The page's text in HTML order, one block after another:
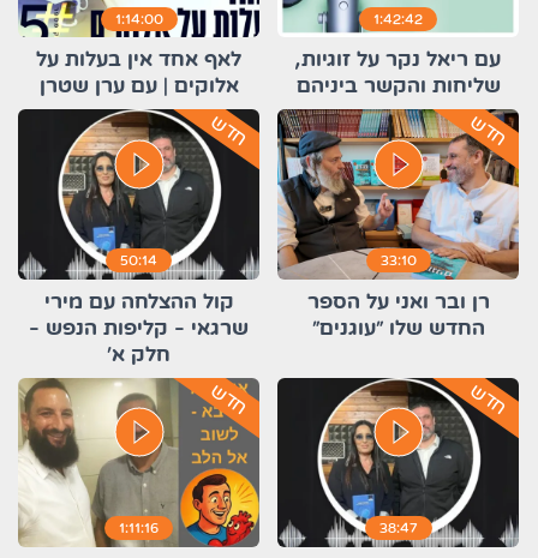
1:42:42
עם ריאל נקר על זוגיות,
שליחות והקשר ביניהם
1:14:00
לאף אחד אין בעלות על
אלוקים | עם ערן שטרן
חדש
33:10
play_circle_filled
רן ובר ואני על הספר
החדש שלו "עוגנים"
חדש
50:14
play_circle_filled
קול ההצלחה עם מירי
שרגאי - קליפות הנפש -
חלק א'
חדש
38:47
play_circle_filled
חדש
1:11:16
play_circle_filled